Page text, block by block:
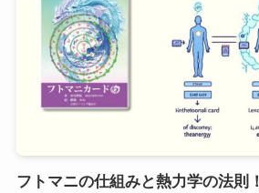
フトマニの仕組みと熱力学の法則！